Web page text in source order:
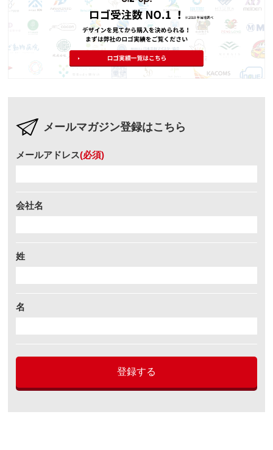
メールマガジン登録はこちら
メールアドレス(必須)
会社名
姓
名
登録する